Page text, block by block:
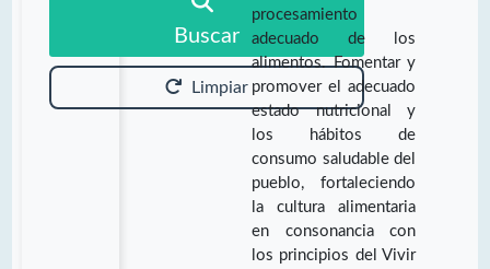
Buscar
Limpiar
procesamiento
adecuado de los
alimentos. Fomentar y
promover el adecuado
estado nutricional y
los hábitos de
consumo saludable del
pueblo, fortaleciendo
la cultura alimentaria
en consonancia con
los principios del Vivir